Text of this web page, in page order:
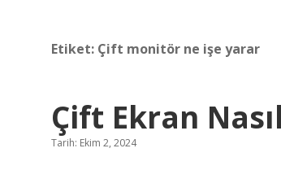
Etiket: Çift monitör ne işe yarar
Çift Ekran
Tarih: Ekim 2, 2024